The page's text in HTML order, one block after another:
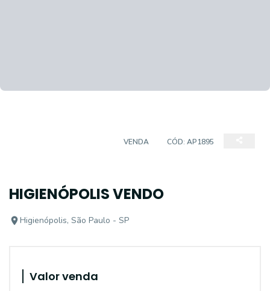
VENDA CÓD: AP1895
HIGIENÓPOLIS VENDO
Higienópolis, São Paulo - SP
Valor venda